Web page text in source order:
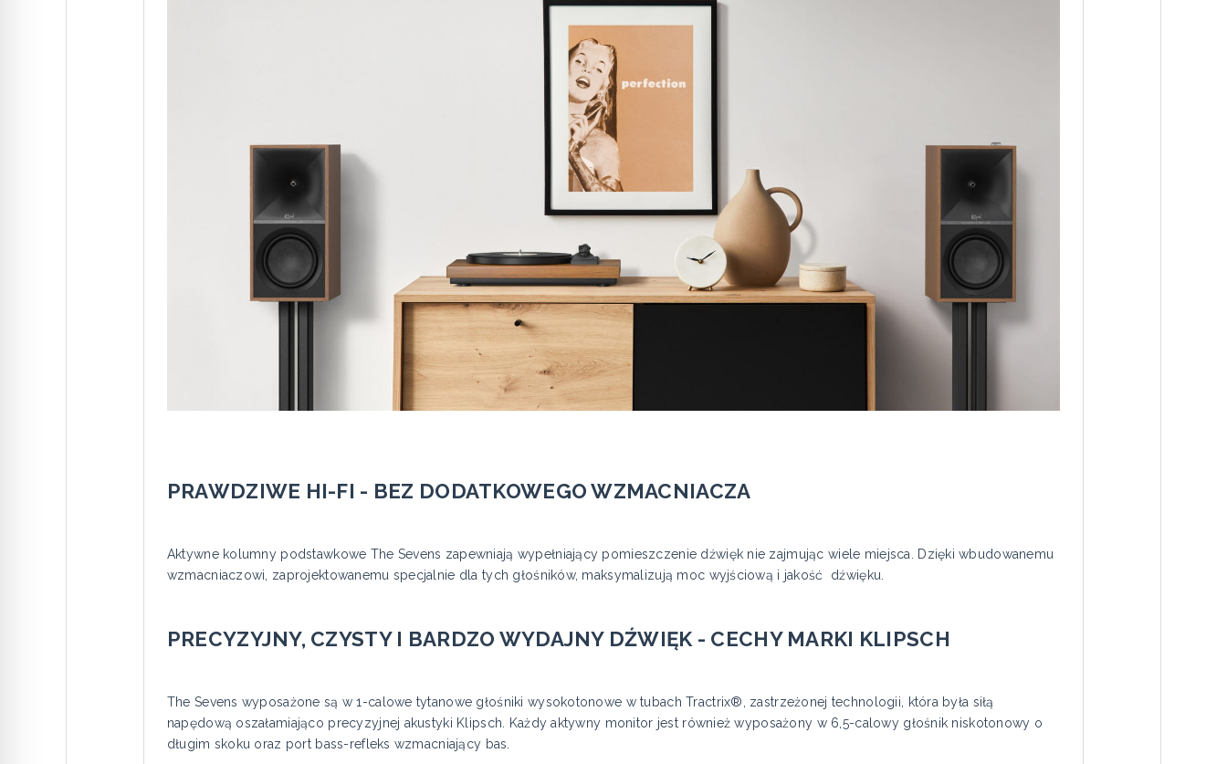
PRAWDZIWE HI-FI - BEZ DODATKOWEGO WZMACNIACZA
Aktywne kolumny podstawkowe The Sevens zapewniają wypełniający pomieszczenie dźwięk nie zajmując wiele miejsca. Dzięki wbudowanemu
wzmacniaczowi, zaprojektowanemu specjalnie dla tych głośników, maksymalizują moc wyjściową i jakość dźwięku.
PRECYZYJNY, CZYSTY I BARDZO WYDAJNY DŹWIĘK - CECHY MARKI KLIPSCH
The Sevens wyposażone są w 1-calowe tytanowe głośniki wysokotonowe w tubach Tractrix®, zastrzeżonej technologii, która była siłą
napędową oszałamiająco precyzyjnej akustyki Klipsch. Każdy aktywny monitor jest również wyposażony w 6,5-calowy głośnik niskotonowy o
długim skoku oraz port bass-refleks wzmacniający bas.